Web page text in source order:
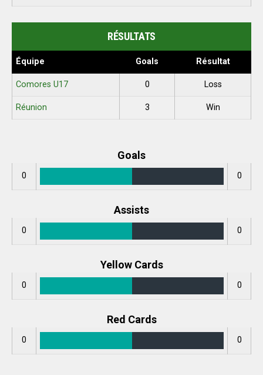
RÉSULTATS
Équipe Goals Résultat
Comores U17 0 Loss
Réunion 3 Win
Goals
0 0
Assists
0 0
Yellow Cards
0 0
Red Cards
0 0